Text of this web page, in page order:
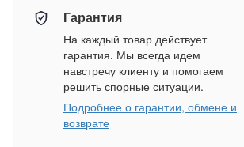
Гарантия
На каждый товар действует
гарантия. Мы всегда идем
навстречу клиенту и помогаем
решить спорные ситуации.
Подробнее о гарантии, обмене и
возврате